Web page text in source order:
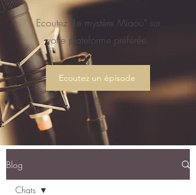
Ecoutez "Le mystère Miaou" sur
votre plateforme préférée.
Ecoutez un épisode
Blog
Chats